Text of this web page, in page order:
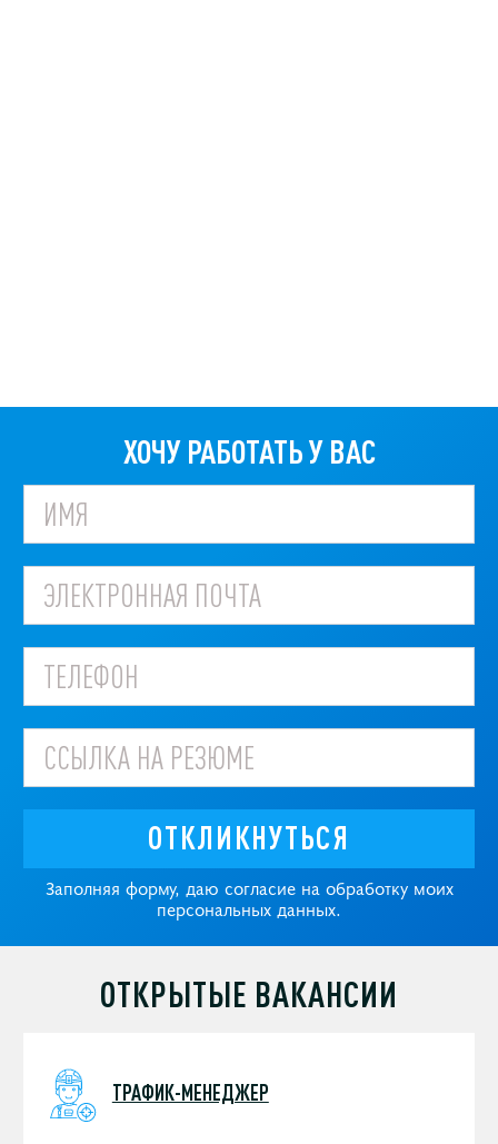
ХОЧУ РАБОТАТЬ У ВАС
ОТКЛИКНУТЬСЯ
Заполняя форму, даю согласие на обработку моих
персональных данных.
ОТКРЫТЫЕ ВАКАНСИИ
ТРАФИК-МЕНЕДЖЕР